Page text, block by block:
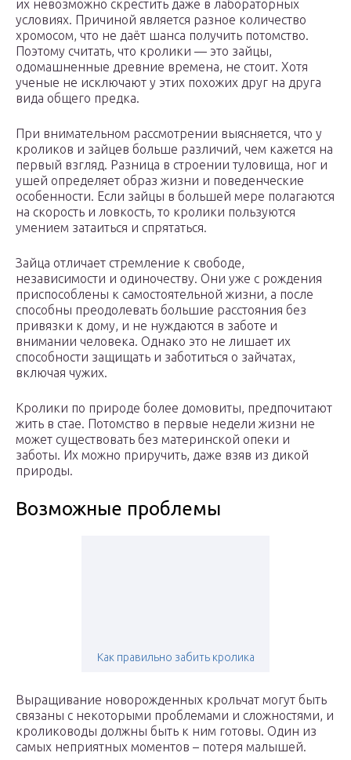
их невозможно скрестить даже в лабораторных
условиях. Причиной является разное количество
хромосом, что не даёт шанса получить потомство.
Поэтому считать, что кролики — это зайцы,
одомашненные древние времена, не стоит. Хотя
ученые не исключают у этих похожих друг на друга
вида общего предка.
При внимательном рассмотрении выясняется, что у
кроликов и зайцев больше различий, чем кажется на
первый взгляд. Разница в строении туловища, ног и
ушей определяет образ жизни и поведенческие
особенности. Если зайцы в большей мере полагаются
на скорость и ловкость, то кролики пользуются
умением затаиться и спрятаться.
Зайца отличает стремление к свободе,
независимости и одиночеству. Они уже с рождения
приспособлены к самостоятельной жизни, а после
способны преодолевать большие расстояния без
привязки к дому, и не нуждаются в заботе и
внимании человека. Однако это не лишает их
способности защищать и заботиться о зайчатах,
включая чужих.
Кролики по природе более домовиты, предпочитают
жить в стае. Потомство в первые недели жизни не
может существовать без материнской опеки и
заботы. Их можно приручить, даже взяв из дикой
природы.
Возможные проблемы
Как правильно забить кролика
Выращивание новорожденных крольчат могут быть
связаны с некоторыми проблемами и сложностями, и
кролиководы должны быть к ним готовы. Один из
самых неприятных моментов – потеря малышей.